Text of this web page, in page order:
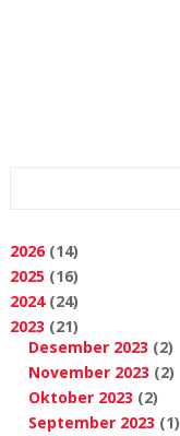
2026 (14)
2025 (16)
2024 (24)
2023 (21)
Desember 2023 (2)
November 2023 (2)
Oktober 2023 (2)
September 2023 (1)